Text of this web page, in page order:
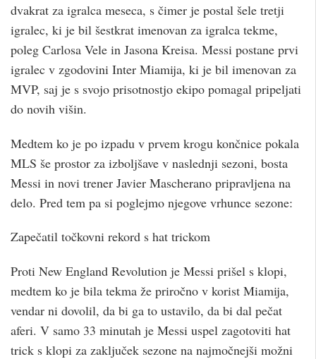
dvakrat za igralca meseca, s čimer je postal šele tretji
igralec, ki je bil šestkrat imenovan za igralca tekme,
poleg Carlosa Vele in Jasona Kreisa. Messi postane prvi
igralec v zgodovini Inter Miamija, ki je bil imenovan za
MVP, saj je s svojo prisotnostjo ekipo pomagal pripeljati
do novih višin.
Medtem ko je po izpadu v prvem krogu končnice pokala
MLS še prostor za izboljšave v naslednji sezoni, bosta
Messi in novi trener Javier Mascherano pripravljena na
delo. Pred tem pa si poglejmo njegove vrhunce sezone:
Zapečatil točkovni rekord s hat trickom
Proti New England Revolution je Messi prišel s klopi,
medtem ko je bila tekma že priročno v korist Miamija,
vendar ni dovolil, da bi ga to ustavilo, da bi dal pečat
aferi. V samo 33 minutah je Messi uspel zagotoviti hat
trick s klopi za zaključek sezone na najmočnejši možni